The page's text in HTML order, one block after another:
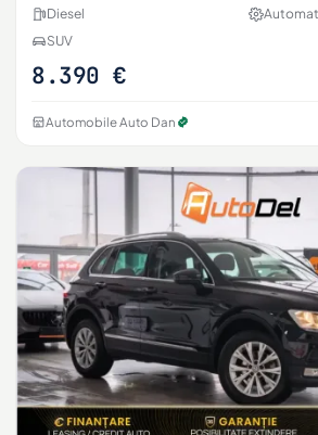
Diesel
SUV
8.390 €
Automobile Auto Dan